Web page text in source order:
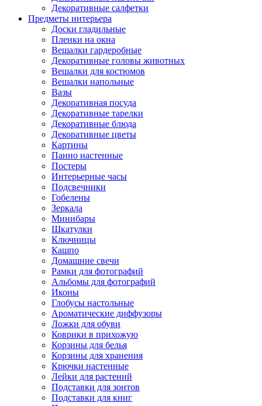
Декоративные салфетки
Предметы интерьера
Доски гладильные
Пленки на окна
Вешалки гардеробные
Декоративные головы животных
Вешалки для костюмов
Вешалки напольные
Вазы
Декоративная посуда
Декоративные тарелки
Декоративные блюда
Декоративные цветы
Картины
Панно настенные
Постеры
Интерьерные часы
Подсвечники
Гобелены
Зеркала
Минибары
Шкатулки
Ключницы
Кашпо
Домашние свечи
Рамки для фотографий
Альбомы для фотографий
Иконы
Глобусы настольные
Ароматические диффузоры
Ложки для обуви
Коврики в прихожую
Корзины для белья
Корзины для хранения
Крючки настенные
Лейки для растений
Подставки для зонтов
Подставки для книг